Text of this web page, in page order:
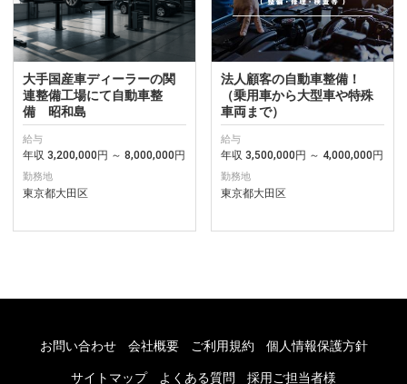
大手国産車ディーラーの関
連整備工場にて自動車整
備 昭和島
給与
年収 3,200,000円 ～ 8,000,000円
勤務地
東京都大田区
法人顧客の自動車整備！
（乗用車から大型車や特殊
車両まで）
給与
年収 3,500,000円 ～ 4,000,000円
勤務地
東京都大田区
お問い合わせ 会社概要 ご利用規約 個人情報保護方針
サイトマップ よくある質問 採用ご担当者様